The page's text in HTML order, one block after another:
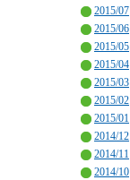
2015/07
2015/06
2015/05
2015/04
2015/03
2015/02
2015/01
2014/12
2014/11
2014/10